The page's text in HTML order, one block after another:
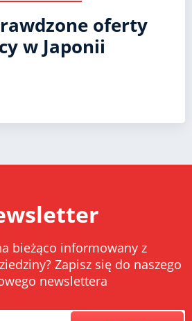
oferty
w Japonii
bieżąco informowany z
Zapisz się do naszego
newslettera